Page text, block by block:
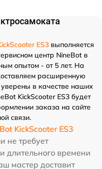
ES3 выполняется
центр NineBot в
опытом - от 5 лет. На
расширенную
в качестве наших
KickScooter ES3 будет
заказа на сайте
связи.
KickScooter ES3
не требует
длительного времени
мастер доставит